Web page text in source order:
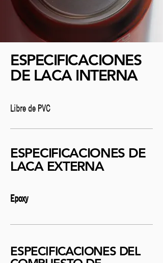
ESPECIFICACIONES
DE LACA INTERNA
Libre de PVC
ESPECIFICACIONES DE
LACA EXTERNA
Epoxy
ESPECIFICACIONES DEL